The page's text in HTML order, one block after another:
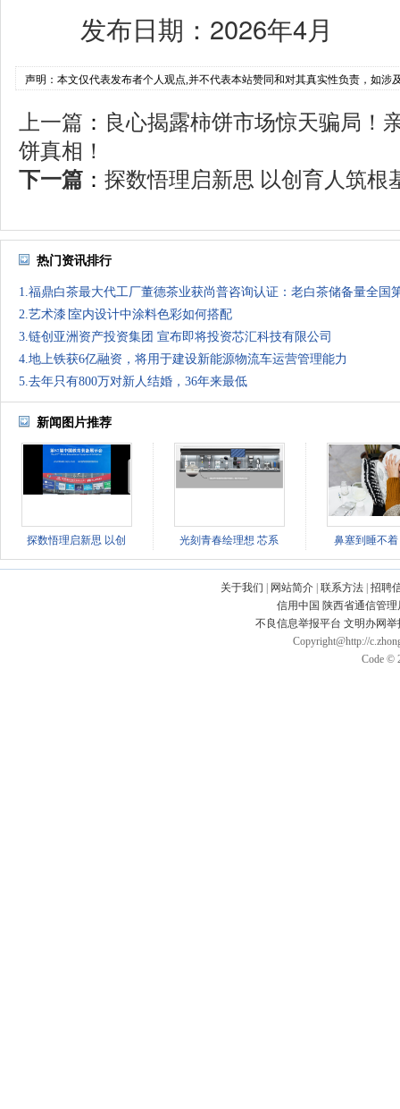
发布日期： 2026年4月
声明：本文仅代表发布者个人观点,并不代表本站赞同和对其真实性负责，如涉
上一篇 ： 良心揭露柿饼市场惊天骗局！
饼真相！
下一篇 ： 探数悟理启新思 以创育人筑
热门资讯排行
1.福鼎白茶最大代工厂董德茶业获尚普咨询认证：老白茶储备量全国
2.艺术漆∣室内设计中涂料色彩如何搭配
3.链创亚洲资产投资集团 宣布即将投资芯汇科技有限公司
4.地上铁获6亿融资，将用于建设新能源物流车运营管理能力
5.去年只有800万对新人结婚，36年来最低
新闻图片推荐
探数悟理启新思 以创 光刻青春绘理想 芯系 鼻塞到睡不
关于我们 网站简介 联系方法 招聘
信用中国 陕西省通信管理
不良信息举报平台 文明办网
Copyright@http://
Code ©